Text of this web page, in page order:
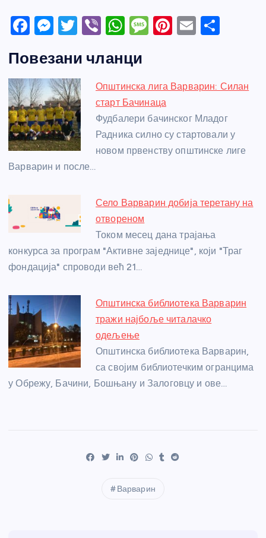
F
c
e
b
o
o
k
M
ss
e
n
g
er
T
itt
er
Vi
er
W
at
s
A
p
p
M
a
g
e
Pi
e
E
e
Повезани чланци
Општинска лига Варварин: Силан
старт Бачинаца
Фудбалери бачинског Младог
Радника силно су стартовали у
новом првенству општинске лиге
Варварин и после…
Село Варварин добија теретану на
отвореном
Током месец дана трајања
конкурса за програм "Активне заједнице", који "Траг
фондација" спроводи већ 21…
Општинска библиотека Варварин
тражи најбоље читалачко
одељење
Општинска библиотека Варварин,
са својим библиотечким огранцима
у Обрежу, Бачини, Бошњану и Залоговцу и ове…
Варварин